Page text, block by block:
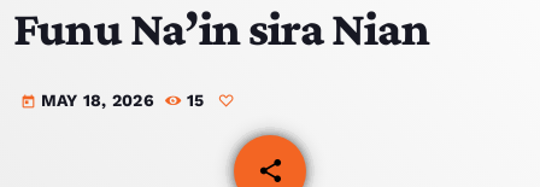
EKIPA
TOP 15
Funu Na’in sira Nian
today MAY 18, 2026 15
share
email